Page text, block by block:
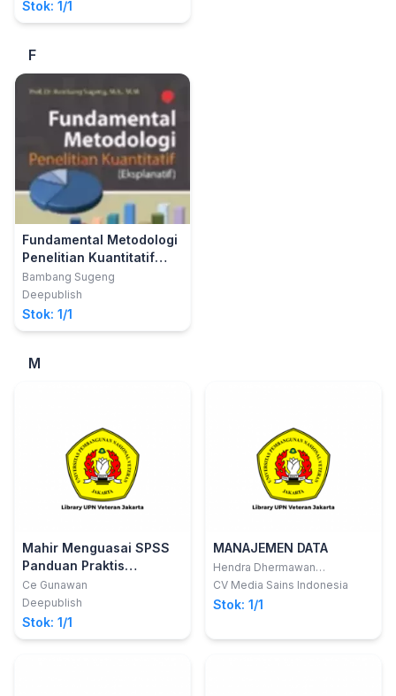
Linier Berganda dan
Program SPSS)
MAN
Stok: 1/1
F
Fundamental Metodologi
Penelitian Kuantitatif
(Eksplanatif)
Bambang Sugeng
Deepublish
Stok: 1/1
M
Mahir Menguasai SPSS
Panduan Praktis
Mengolah Data
Penelitian New Edition
Buku Untuk Orang Yang
(Merasa) Tidak Bisa Dan
Ce Gunawan
Deepublish
Stok: 1/1
MANAJEMEN DATA
Hendra Dhermawan
Sitanggang; dkk
CV Media Sains Indonesia
Stok: 1/1